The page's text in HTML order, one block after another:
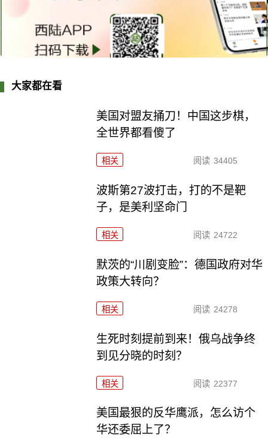
大家都在看
美国对盟友捅刀！中国这步棋，
全世界都看傻了
相关 阅读 34405
波斯第27波打击，打的不是靶
子，是美利坚命门
相关 阅读 24722
默茨的“川剧变脸”：德国政府对华
政策大转向？
相关 阅读 24278
生死时刻提前到来！俄乌战争终
到见分晓的时刻？
相关 阅读 22377
美国最狠的反华鹰派，怎么访个
华还委屈上了？